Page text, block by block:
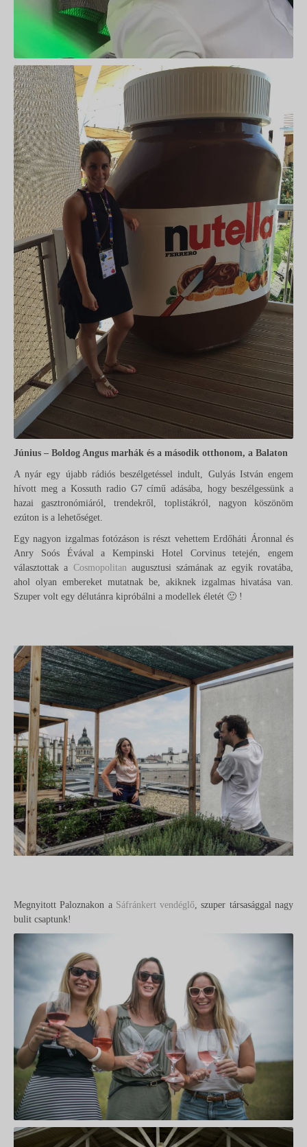
Június – Boldog Angus marhák és a második otthonom, a Balaton
A nyár egy újabb rádiós beszélgetéssel indult, Gulyás István engem
hívott meg a Kossuth radio G7 című adásába, hogy beszélgessünk a
hazai gasztronómiáról, trendekről, toplistákról, nagyon köszönöm
ezúton is a lehetőséget.
Egy nagyon izgalmas fotózáson is részt vehettem Erdőháti Áronnal és
Anry Soós Évával a Kempinski Hotel Corvinus tetején, engem
választottak a Cosmopolitan augusztusi számának az egyik rovatába,
ahol olyan embereket mutatnak be, akiknek izgalmas hivatása van.
Szuper volt egy délutánra kipróbálni a modellek életét 🙂 !
Megnyitott Paloznakon a Sáfránkert vendéglő , szuper társasággal nagy
bulit csaptunk!